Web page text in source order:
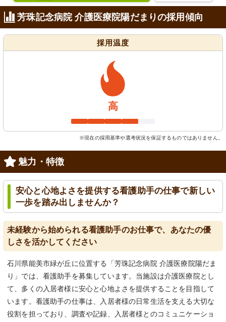
芳珠記念病院 介護医療院陽だまりの採用傾向
採用温度
高
※現在の採用基準や選考状況を保証するものではありません。
魅力・特徴
安心と心地よさを提供する看護助手の仕事で新しい
一歩を踏み出しませんか？
未経験から始められる看護助手のお仕事で、あなたの優
しさを活かしてください
石川県能美市緑が丘に位置する「芳珠記念病院 介護医療院陽だま
り」では、看護助手を募集しています。当施設は介護医療院とし
て、多くの入居者様に安心と心地よさを提供することを目指して
います。看護助手の仕事は、入居者様の日常生活を支える大切な
役割を担っており、調査や記録、入居者様とのコミュニケーショ